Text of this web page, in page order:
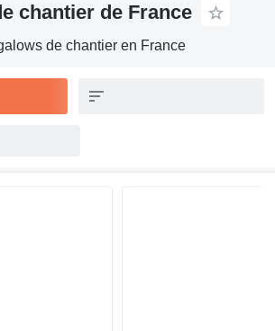
chantier de France
de chantier en France